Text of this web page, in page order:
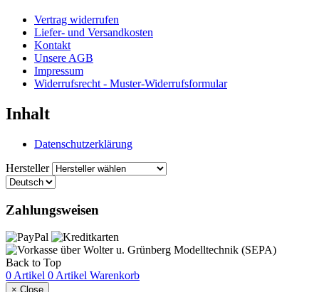
Vertrag widerrufen
Liefer- und Versandkosten
Kontakt
Unsere AGB
Impressum
Widerrufsrecht - Muster-Widerrufsformular
Inhalt
Datenschutzerklärung
Hersteller
Zahlungsweisen
Back to Top
0 Artikel 0 Artikel Warenkorb
× Close